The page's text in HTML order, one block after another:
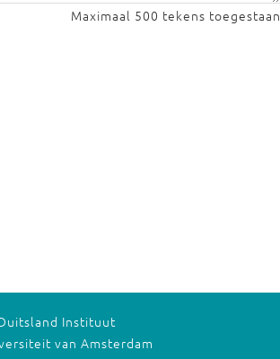
Maximaal 500 tekens toegestaan
Instituut
van Amsterdam